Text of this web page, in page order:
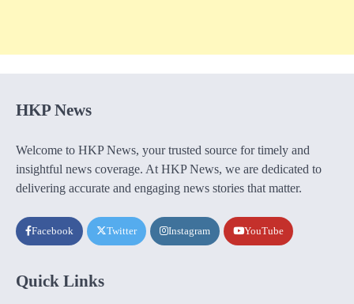
HKP News
Welcome to HKP News, your trusted source for timely and
insightful news coverage. At HKP News, we are dedicated to
delivering accurate and engaging news stories that matter.
Facebook Twitter Instagram YouTube
Quick Links